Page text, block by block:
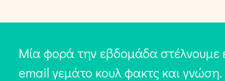
Μία φορά την εβδομάδα στέλνουμε
email γεμάτο κουλ φακτς και